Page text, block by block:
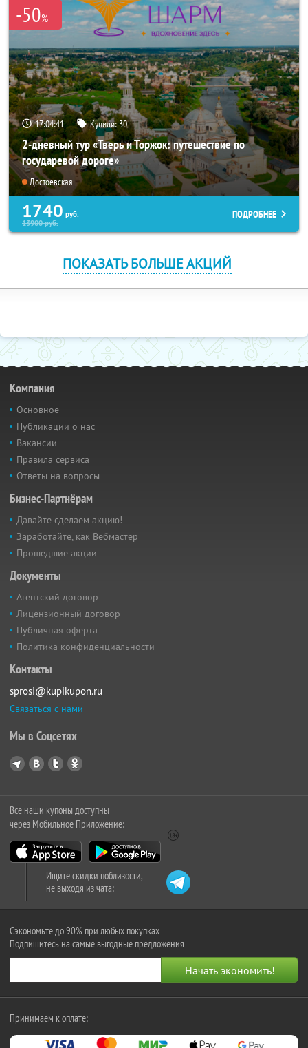
-50%
17:04:40 Купили:30
2-дневный тур «Тверь и Торжок: путешествие по
государевой дороге»
Достоевская
1740 руб.
13900руб.
ПОДРОБНЕЕ
ПОКАЗАТЬ БОЛЬШЕ АКЦИЙ
Компания
Основное
Публикации о нас
Вакансии
Правила сервиса
Ответы на вопросы
Бизнес-Партнёрам
Давайте сделаем акцию!
Заработайте, как Вебмастер
Прошедшие акции
Документы
Агентский договор
Лицензионный договор
Публичная оферта
Политика конфиденциальности
Контакты
sprosi@kupikupon.ru
Связаться с нами
Мы в Соцсетях
Все наши купоны доступны
через Мобильное Приложение:
Ищите скидки поблизости,
не выходя из чата:
Сэкономьте до 90% при любых покупках
Подпишитесь на самые выгодные предложения
Принимаем к оплате: